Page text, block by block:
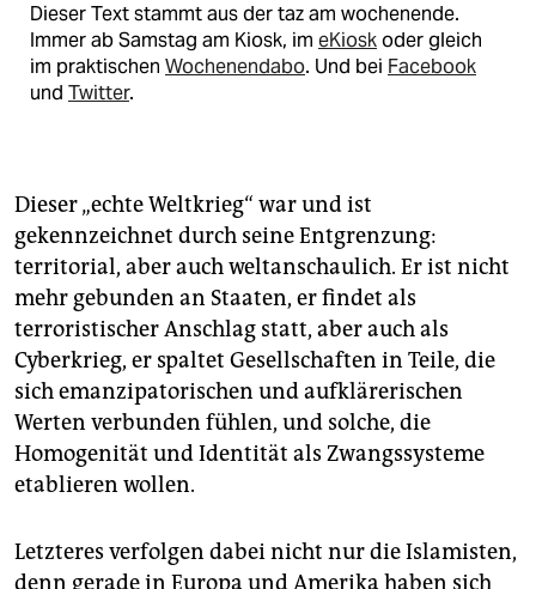
Dieser Text stammt aus der taz am wochenende.
Immer ab Samstag am Kiosk, im eKioskoder gleich
im praktischen Wochenendabo. Und bei Facebook
und Twitter.
Dieser „echte Weltkrieg“ war und ist
gekennzeichnet durch seine Entgrenzung:
territorial, aber auch weltanschaulich. Er ist nicht
mehr gebunden an Staaten, er findet als
terroristischer Anschlag statt, aber auch als
Cyberkrieg, er spaltet Gesellschaften in Teile, die
sich emanzipatorischen und aufklärerischen
Werten verbunden fühlen, und solche, die
Homogenität und Identität als Zwangssysteme
etablieren wollen.
Letzteres verfolgen dabei nicht nur die Islamisten,
denn gerade in Europa und Amerika haben sich